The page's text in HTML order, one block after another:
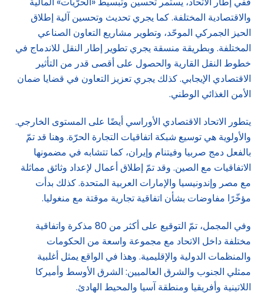
والاقتصادية المختلفة. كما يجري تحديث وتحسين آلية إطلاق
الحيز الجمركي الموحّد، وتطوير مشاريع التعاون الصناعي
المختلفة. وبطريقة منسقة يجري تطوير إطار النقل للاندماج في
خطوط النقل القارية والحصول على أقصى قدر من التأثير
الاقتصادي الإيجابي. كذلك يجري تعزيز التعاون في قضايا ضمان
الأمن الغذائي الوطني.
يتطور الاتحاد الاقتصادي الأوراسي أيضًا على المستوى الخارجي.
والأولوية هي توسيع شبكة اتفاقيات التجارة الحرّة. وهنا قد تمّ
بالفعل دمج صربيا وفيتنام وإيران، كما تتشابه في مضمونها
الاتفاقيات مع الصين. وقد تمّ إطلاق أعمال لإعداد وثائق مماثلة
مع مصر وإندونيسيا والإمارات العربية المتحدة. كذلك بدأت
مؤخّرًا مفاوضات بشأن اتفاقية تجارية موقتة مع منغوليا.
وفي المجمل، تمّ التوقيع على أكثر من 80 مذكرة واتفاقية
مختلفة داخل الاتحاد مع مجموعة واسعة من الحكومات
والمنظمات الدولية والإقليمية. وهذا في الواقع يمثل أغلبية
ممثلي الجنوب والشرق العالميين: الشرق الأوسط وأميركا
اللاتينية وأفريقيا ومنطقة آسيا والمحيط الهادئ.